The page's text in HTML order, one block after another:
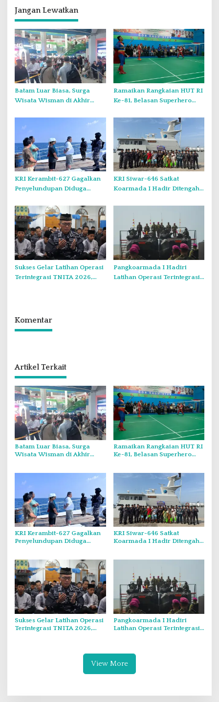
a
s
i
p
o
s
Jangan Lewatkan
Batam Luar Biasa, Surga
Wisata Wisman di Akhir
Ramaikan Rangkaian HUT RI
Ke-81, Belasan Superhero
KRI Kerambit-627 Gagalkan
Penyelundupan Diduga
Sejumlah 1,3 Ton
KRI Siwar-646 Satkat
Koarmada I Hadir Ditengah
Sukses Gelar Latihan Operasi
Terintegrasi TNITA 2026,
Pangkoarmada I Hadiri
Latihan Operasi Terintegrasi
Komentar
Artikel Terkait
Batam Luar Biasa, Surga
Wisata Wisman di Akhir
Ramaikan Rangkaian HUT RI
Ke-81, Belasan Superhero
KRI Kerambit-627 Gagalkan
Penyelundupan Diduga
KRI Siwar-646 Satkat
Koarmada I Hadir Ditengah
Sukses Gelar Latihan Operasi
Terintegrasi TNITA 2026,
Pangkoarmada I Hadiri
Latihan Operasi Terintegrasi
View More